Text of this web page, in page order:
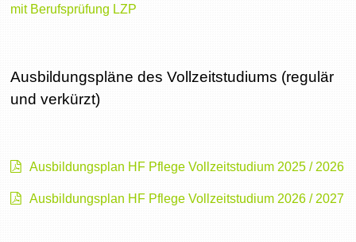
mit Berufsprüfung LZP
Ausbildungspläne des Vollzeitstudiums (regulär
und verkürzt)
Ausbildungsplan HF Pflege Vollzeitstudium 2025 / 2026
Ausbildungsplan HF Pflege Vollzeitstudium 2026 / 2027